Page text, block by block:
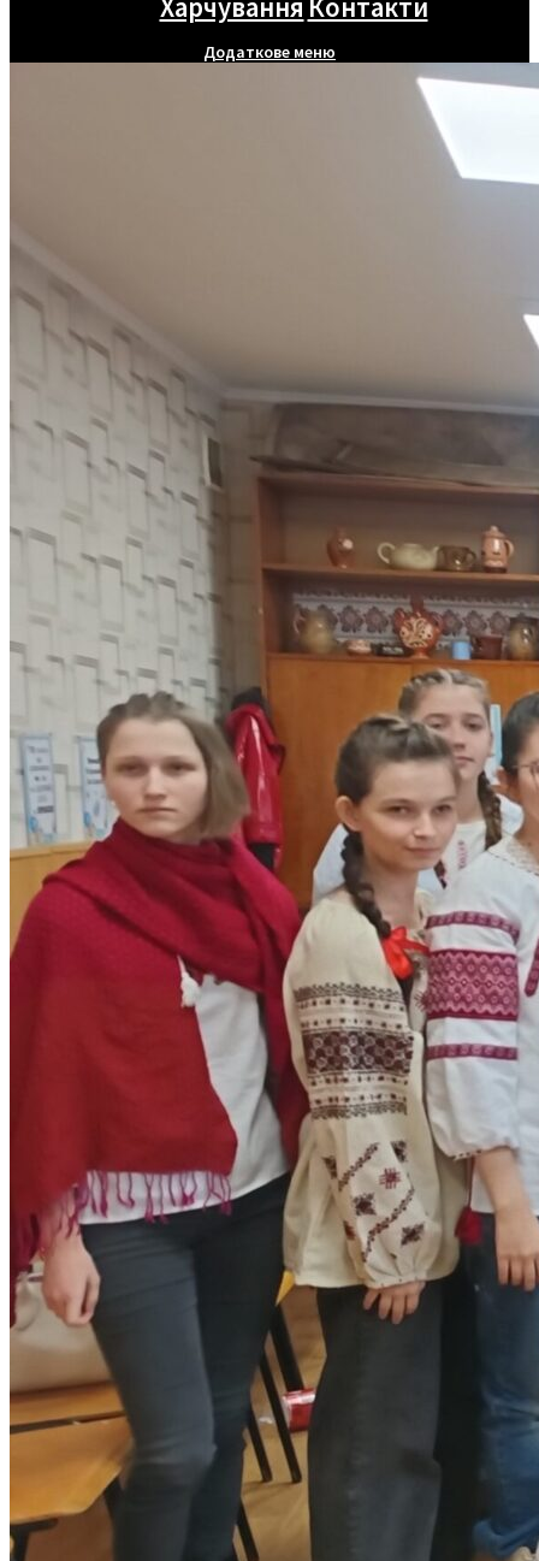
Харчування Контакти
Додаткове меню